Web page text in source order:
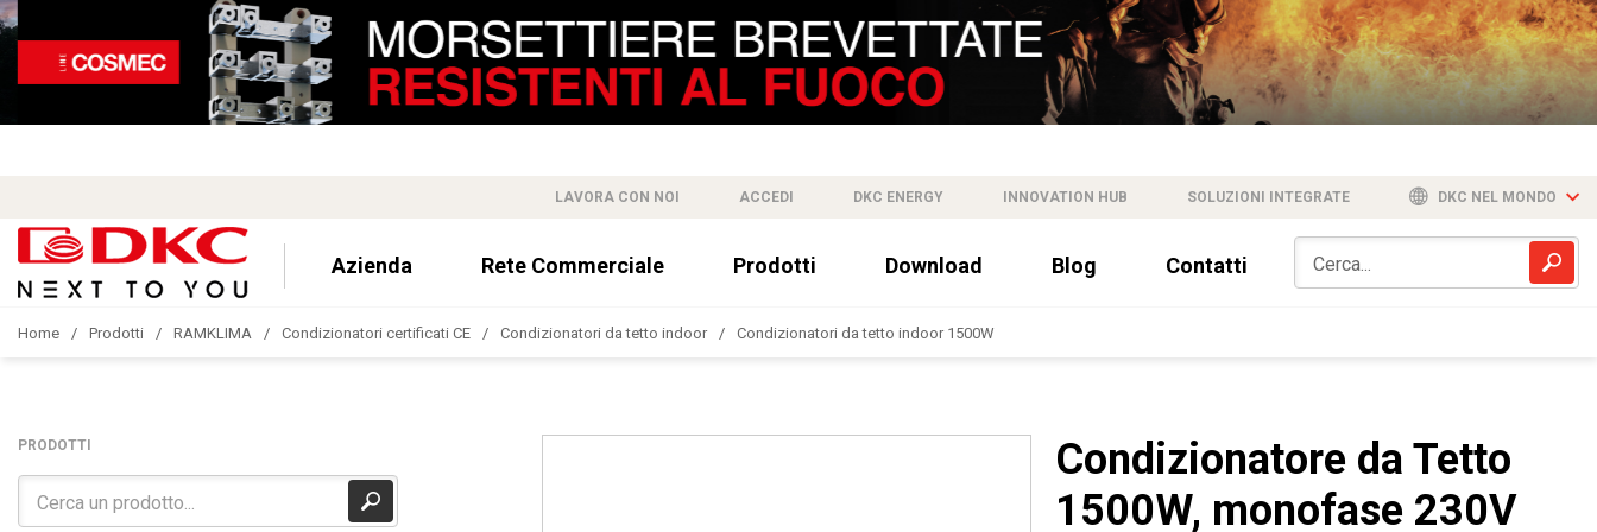
LAVORA CON NOI ACCEDI DKC ENERGY INNOVATION HUB SOLUZIONI INTEGRATE DKC NEL MONDO
Azienda Rete Commerciale Prodotti Download Blog Contatti
Home Prodotti RAMKLIMA Condizionatori certificati CE Condizionatori da tetto indoor Condizionatori da tetto indoor 1500W
PRODOTTI
Condizionatore da Tetto
1500W, monofase 230V